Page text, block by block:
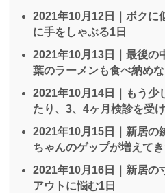
2021年10月12日｜ボクに
に手をしゃぶる1日
2021年10月13日｜最後の
葉のラーメンも食べ納めな
2021年10月14日｜もう少
たり、3、4ヶ月検診を受
2021年10月15日｜新居の
ちゃんのゲップが増えてき
2021年10月16日｜新居の
アウトに悩む1日